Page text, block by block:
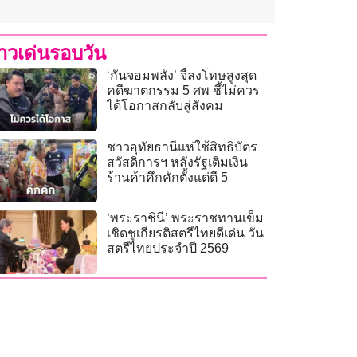
วเด่นรอบวัน
‘กันจอมพลัง’ จี้ลงโทษสูงสุด
คดีฆาตกรรม 5 ศพ ชี้ไม่ควร
ได้โอกาสกลับสู่สังคม
ชาวอุทัยธานีแห่ใช้สิทธิบัตร
สวัสดิการฯ หลังรัฐเติมเงิน
ร้านค้าคึกคักตั้งแต่ตี 5
‘พระราชินี’ พระราชทานเข็ม
เชิดชูเกียรติสตรีไทยดีเด่น วัน
สตรีไทยประจำปี 2569